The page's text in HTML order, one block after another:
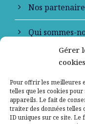
Gérer
cookies
Pour offrir les meilleures
telles que les cookies
appareils. Le fait de
traiter des données telles
ID uniques sur ce site.
Nos
Qui sommes-
Contactez-nous
Mentions
Politique de